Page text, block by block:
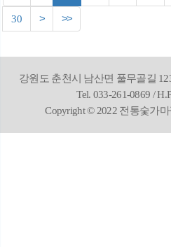
30 > >>
강원도 춘천시 남산면 풀무골길
Tel. 033-261-0869 /
Copyright © 2022 전통숯가마